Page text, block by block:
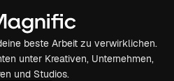
beste Arbeit zu verwirklichen.
unter Kreativen, Unternehmen,
und Studios.